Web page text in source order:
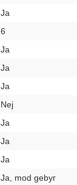
Ja
6
Ja
Ja
Ja
Nej
Ja
Ja
Ja
Ja, mod gebyr